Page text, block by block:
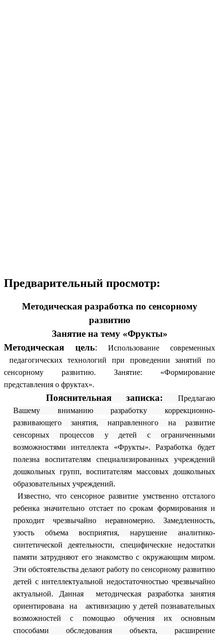
Предварительный просмотр:
Методическая разработка по сенсорному
развитию
Занятие на тему «Фрукты»
Методическая цель: Использование современных
педагогических технологий при проведении занятий по
сенсорному развитию. Занятие: «Формирование
представления о фруктах».
Пояснительная записка:
Предлагаю
Вашему вниманию разработку коррекционно-
развивающего занятия, направленного на развитие
сенсорных процессов у детей с ограниченными
возможностями интеллекта «Фрукты». Разработка будет
полезна воспитателям специализированных учреждений
дошкольных групп, воспитателям массовых дошкольных
образовательных учреждений.
Известно, что сенсорное развитие умственно отсталого
ребенка значительно отстает по срокам формирования и
проходит чрезвычайно неравномерно. Замедленность,
узость объема восприятия, нарушение аналитико-
синтетической деятельности, специфические недостатки
памяти затрудняют его знакомство с окружающим миром.
Эти обстоятельства делают работу по сенсорному развитию
детей с интеллектуальной недостаточностью чрезвычайно
актуальной. Данная
методическая разработка занятия
ориентирована на активизацию у детей познавательных
возможностей с помощью обучения их основным
способами обследования объекта, расширение